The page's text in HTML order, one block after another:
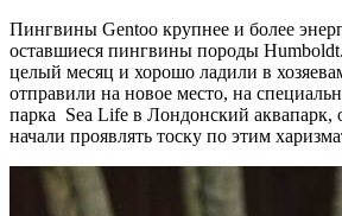
Пингвины Gentoo крупнее и более
оставшиеся пингвины породы
целый месяц и хорошо ладили в
отправили на новое место, на
парка Sea Life в Лондонский аквапарк,
начали проявлять тоску по этим